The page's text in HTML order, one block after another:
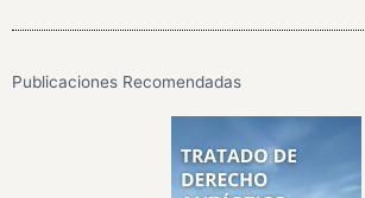
Publicaciones Recomendadas